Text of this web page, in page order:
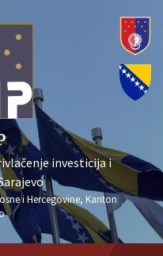
investicija i
i Hercegovine, Kanton